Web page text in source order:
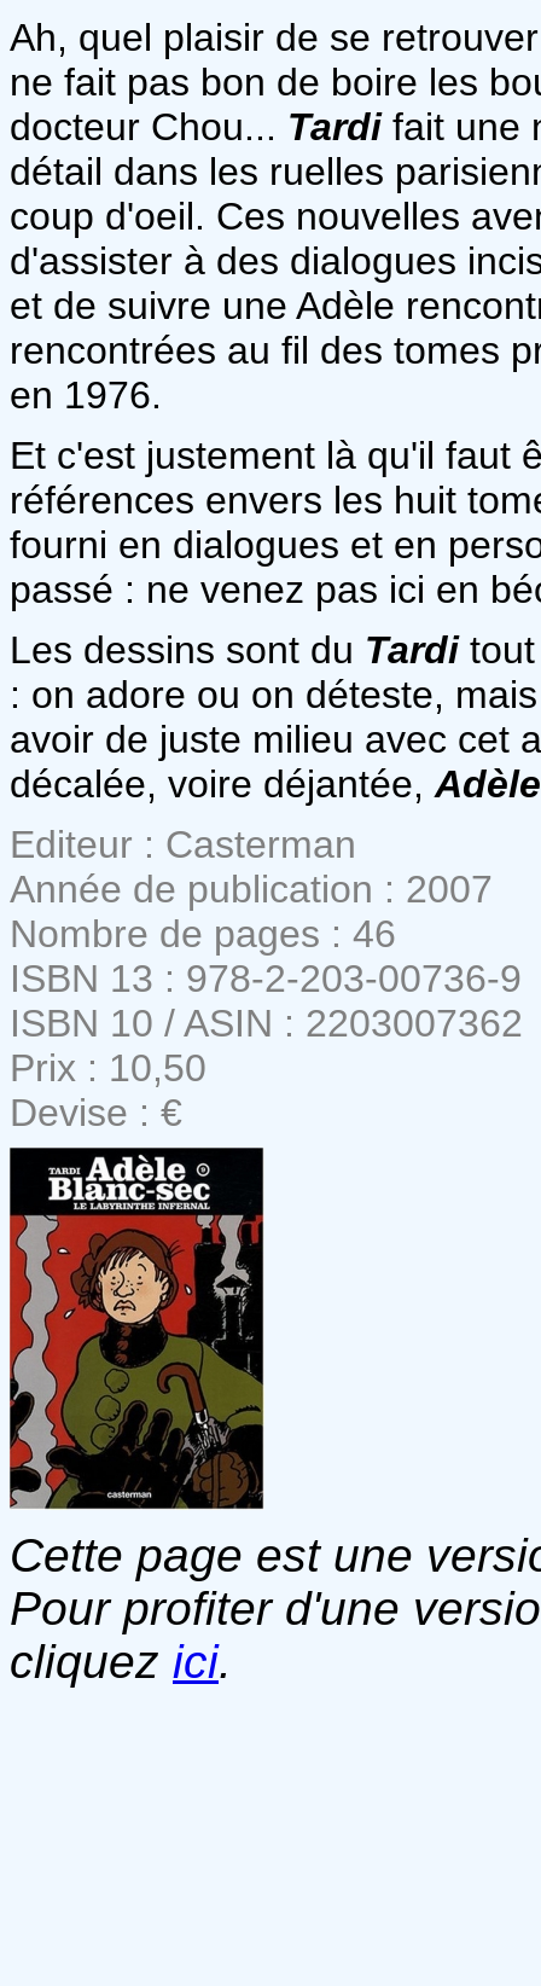
Ah, quel plaisir de se
ne fait pas bon de boire les
docteur Chou... Tardifait une
détail dans les ruelles
coup d'oeil. Ces nouvelles
d'assister à des dialogues
et de suivre une Adèle
rencontrées au fil des tomes
en 1976.
Et c'est justement là qu'il faut
références envers les huit
fourni en dialogues et en
passé : ne venez pas ici en
Les dessins sont du Tarditout
: on adore ou on déteste,
avoir de juste milieu avec cet
décalée, voire déjantée,
Editeur : Casterman
Année de publication : 2007
Nombre de pages : 46
ISBN 13 : 978-2-203-00736-9
ISBN 10 / ASIN : 2203007362
Prix : 10,50
Devise : €
Cette page est une
Pour profiter d'une
cliquez ici.